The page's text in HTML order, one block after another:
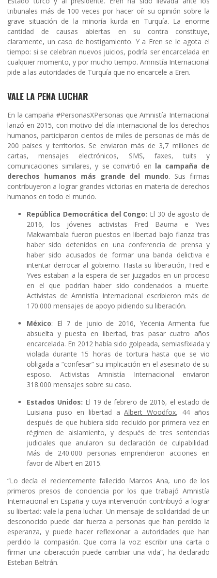
tribunales más de 100 veces por hacer oír su opinión sobre la
grave situación de la minoría kurda en Turquía. La enorme
cantidad de causas abiertas en su contra constituye,
claramente, un caso de hostigamiento. Y a Eren se le agota el
tiempo: si se celebran nuevos juicios, podría ser encarcelada en
cualquier momento, y por mucho tiempo. Amnistía Internacional
pide a las autoridades de Turquía que no encarcele a Eren.
VALE LA PENA LUCHAR
En la campaña #PersonasXPersonas que Amnistía Internacional
lanzó en 2015, con motivo del día internacional de los derechos
humanos, participaron cientos de miles de personas de más de
200 países y territorios. Se enviaron más de 3,7 millones de
cartas, mensajes electrónicos, SMS, faxes, tuits y
comunicaciones similares, y se convirtió en la campaña de
derechos humanos más grande del mundo. Sus firmas
contribuyeron a lograr grandes victorias en materia de derechos
humanos en todo el mundo.
República Democrática del Congo: El 30 de agosto de
2016, los jóvenes activistas Fred Bauma e Yves
Makwambala fueron puestos en libertad bajo fianza tras
haber sido detenidos en una conferencia de prensa y
haber sido acusados de formar una banda delictiva e
intentar derrocar al gobierno. Hasta su liberación, Fred e
Yves estaban a la espera de ser juzgados en un proceso
en el que podrían haber sido condenados a muerte.
Activistas de Amnistía Internacional escribieron más de
170.000 mensajes de apoyo pidiendo su liberación.
México: El 7 de junio de 2016, Yecenia Armenta fue
absuelta y puesta en libertad, tras pasar cuatro años
encarcelada. En 2012 había sido golpeada, semiasfixiada y
violada durante 15 horas de tortura hasta que se vio
obligada a “confesar” su implicación en el asesinato de su
esposo. Activistas Amnistía Internacional enviaron
318.000 mensajes sobre su caso.
Estados Unidos: El 19 de febrero de 2016, el estado de
Luisiana puso en libertad aAlbert Woodfox, 44 años
después de que hubiera sido recluido por primera vez en
régimen de aislamiento, y después de tres sentencias
judiciales que anularon su declaración de culpabilidad.
Más de 240.000 personas emprendieron acciones en
favor de Albert en 2015.
“Lo decía el recientemente fallecido Marcos Ana, uno de los
primeros presos de conciencia por los que trabajó Amnistía
Internacional en España y cuya intervención contribuyó a lograr
su libertad: vale la pena luchar. Un mensaje de solidaridad de un
desconocido puede dar fuerza a personas que han perdido la
esperanza, y puede hacer reflexionar a autoridades que han
perdido la compasión. Que corra la voz: escribir una carta o
firmar una ciberacción puede cambiar una vida”, ha declarado
Esteban Beltrán.